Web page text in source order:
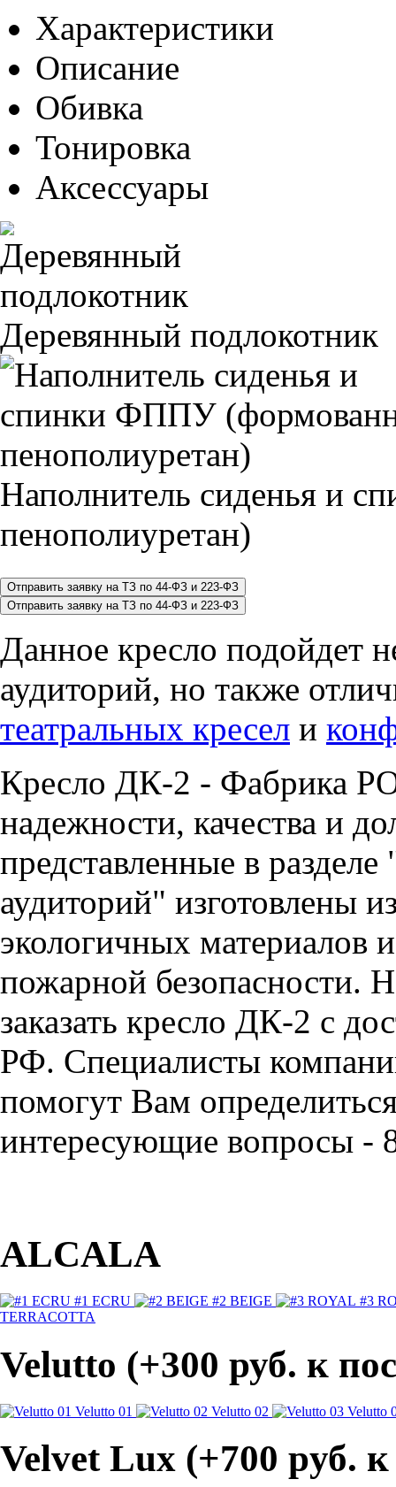
Характеристики
Описание
Обивка
Тонировка
Аксессуары
Деревянный подлокотник
Наполнитель сиденья и
пенополиуретан)
Данное кресло подойдет
аудиторий, но также
театральных кресел и
Кресло ДК-2 - Фабрика
надежности, качества и
представленные в
аудиторий" изготовлены
экологичных материалов
пожарной безопасности.
заказать кресло ДК-2 с
РФ. Специалисты
помогут Вам
интересующие вопросы -
ALCALA
#1 ECRU #2 BEIGE
#3
TERRACOTTA
Velutto (+300 руб. к
Velutto 01 Velutto 02 Velutto
Velvet Lux (+700 pуб.